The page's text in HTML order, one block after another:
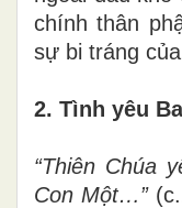
chính thân
sự bi tráng
2. Tình yêu
“Thiên Chúa
Con Một…”